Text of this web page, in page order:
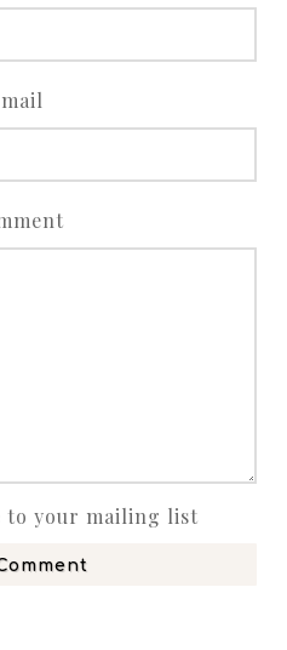
to your mailing list